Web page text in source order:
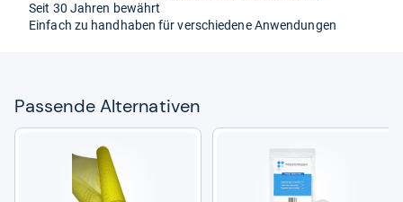
Seit 30 Jah­ren bewährt
Ein­fach zu hand­ha­ben für ver­schie­dene Anwen­dun­gen
Pas­sende Alter­na­ti­ven